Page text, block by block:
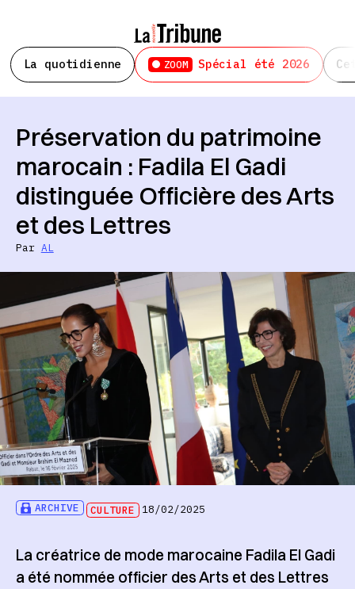
La quotidienne ZOOM Spécial été 2026
ARCHIVE CULTURE 18/02/2025
Préservation du patrimoine
marocain : Fadila El Gadi
distinguée Officière des Arts
et des Lettres
Par AL
La créatrice de mode marocaine Fadila El Gadi
a été nommée officier des Arts et des Lettres